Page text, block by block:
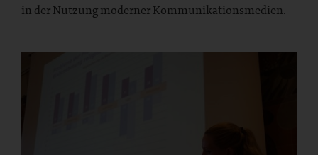
in der Nutzung moderner Kommunikationsmedien.